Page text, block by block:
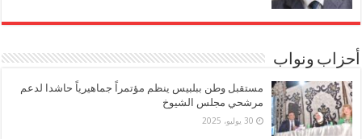
أحزاب ونواب
مستقبل وطن ببلبيس ينظم مؤتمراً جماهيرياً حاشدا لدعم
مرشحي مجلس الشيوخ
30 يوليو، 2025